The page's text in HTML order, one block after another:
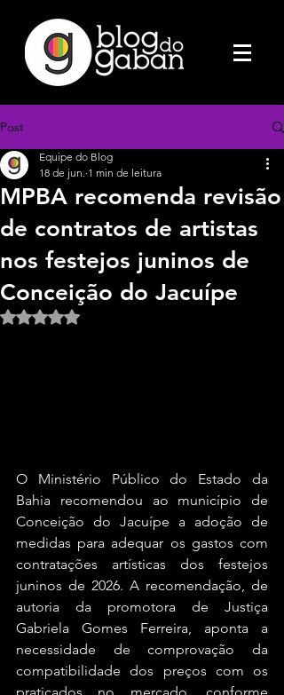
Post
MPBA recomenda revisão
de contratos de artistas
nos festejos juninos de
Conceição do Jacuípe
Equipe do Blog
18 de jun. 1 min de leitura
Avaliado com NaN de 5 estrelas.
O Ministério Público do Estado da
Bahia recomendou ao município de
Conceição do Jacuípe a adoção de
medidas para adequar os gastos com
contratações artísticas dos festejos
juninos de 2026. A recomendação, de
autoria da promotora de Justiça
Gabriela Gomes Ferreira, aponta a
necessidade de comprovação da
compatibilidade dos preços com os